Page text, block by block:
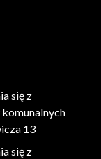
się z
13
się z